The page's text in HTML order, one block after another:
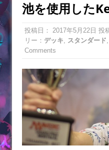
池を使用した
投稿日： 2017年5月22日 投
リー： デッキ スタンダード
Comments